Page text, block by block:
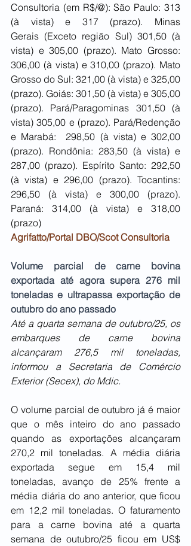
Consultoria (em R$/@): São Paulo: 313
(à vista) e 317 (prazo). Minas
Gerais (Exceto região Sul) 301,50 (à
vista) e 305,00 (prazo). Mato Grosso:
306,00 (à vista) e 310,00 (prazo). Mato
Grosso do Sul: 321,00 (à vista) e 325,00
(prazo). Goiás: 301,50 (à vista) e 305,00
(prazo). Pará/Paragominas 301,50 (à
vista) 305,00 e (prazo). Pará/Redenção
e Marabá:  298,50 (à vista) e 302,00
(prazo). Rondônia: 283,50 (à vista) e
287,00 (prazo). Espírito Santo: 292,50
(à vista) e 296,00 (prazo). Tocantins:
296,50 (à vista) e 300,00 (prazo).
Paraná: 314,00 (à vista) e 318,00
(prazo)
Agrifatto/Portal DBO/Scot Consultoria
Volume parcial de carne bovina
exportada até agora supera 276 mil
toneladas e ultrapassa exportação de
outubro do ano passado
Até a quarta semana de outubro/25, os
embarques de carne bovina
alcançaram 276,5 mil toneladas,
informou a Secretaria de Comércio
Exterior (Secex), do Mdic.
O volume parcial de outubro já é maior
que o mês inteiro do ano passado
quando as exportações alcançaram
270,2 mil toneladas. A média diária
exportada segue em 15,4 mil
toneladas, avanço de 25% frente a
média diária do ano anterior, que ficou
em 12,2 mil toneladas. O faturamento
para a carne bovina até a quarta
semana de outubro/25 ficou em US$